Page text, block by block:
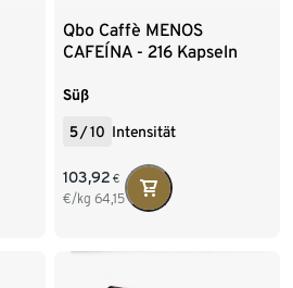
Qbo Caffè MENOS
CAFEÍNA - 216 Kapseln
Süß
5/10 Intensität
103,92 €
€/kg 64,15